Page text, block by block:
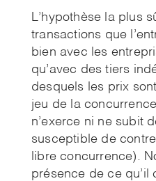
L’hypothèse la plus
transactions que
bien avec les
qu’avec des tiers
desquels les prix
jeu de la
n’exerce ni ne subit
susceptible de
libre concurrence).
présence de ce qu’il